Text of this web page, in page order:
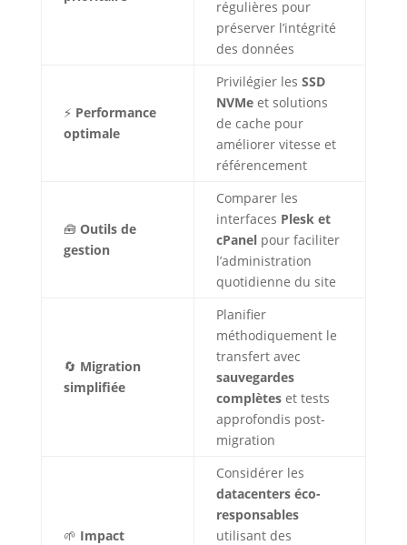
régulières pour
préserver l’intégrité
des données
⚡ Performance
optimale
Privilégier les SSD
NVMeet solutions
de cache pour
améliorer vitesse et
référencement
🧰 Outils de
gestion
Comparer les
interfaces Plesk et
cPanelpour faciliter
l’administration
quotidienne du site
🔄 Migration
simplifiée
Planifier
méthodiquement le
transfert avec
sauvegardes
complèteset tests
approfondis post-
migration
🌱 Impact
Considérer les
datacenters éco-
responsables
utilisant des